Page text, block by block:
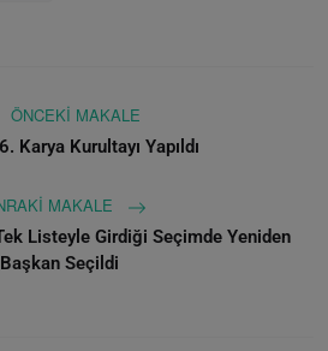
ÖNCEKI MAKALE
Karya Kurultayı Yapıldı
MAKALE
Listeyle Girdiği Seçimde Yeniden
Başkan Seçildi